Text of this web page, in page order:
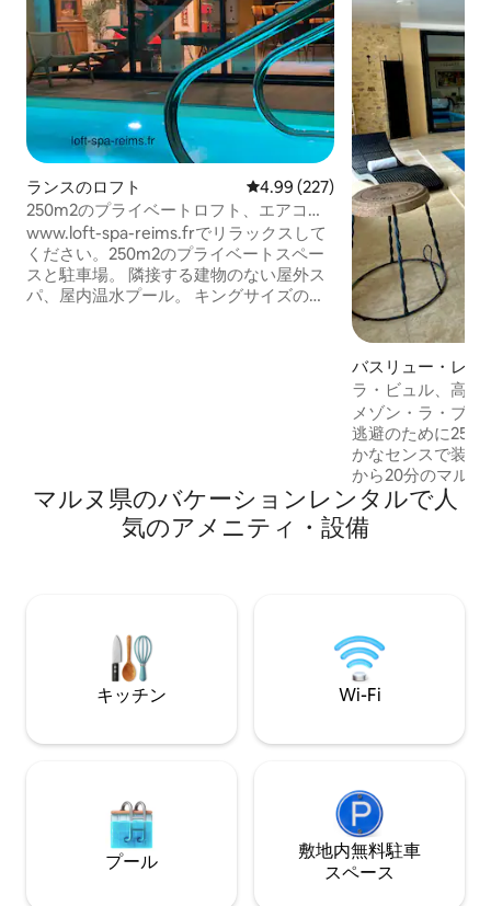
ランスのロフト レビュー227件、5つ星中4.99つ
4.99 (227)
250m2のプライベートロフト、エアコ
ン、プール、スパ
www.loft-spa-reims.frでリラックスして
ください。250m2のプライベートスペー
スと駐車場。 隣接する建物のない屋外ス
パ、屋内温水プール。 キングサイズのベ
フトの外部入り口を撮影しています。 違
法行為は禁止されています。
バスリュー・レ・
の一軒家
ラ・ビュル、高級
メゾン・ラ・ブル
逃避のために250
かなセンスで装飾
から20分のマル
ュ地方に位置しています。
されたテレビを備
ム、うち3つはエ
きます。これらは
から直接アクセス
マルヌ県のバケーションレンタルで人
気のアメニティ・設備
キッチン Wi-Fi
プール
敷地内無料駐⁠車
ス⁠ペ⁠ー⁠ス